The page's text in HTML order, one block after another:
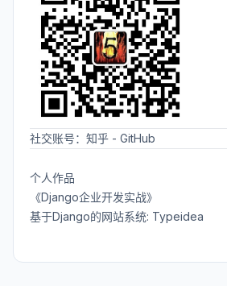
社交账号： 知乎 - GitHub
个人作品
《Django企业开发实战》
基于Django的网站系统: Typeidea